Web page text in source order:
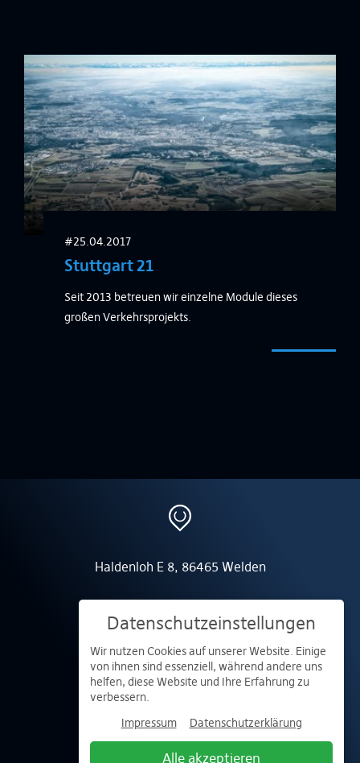
#25.04.2017
Stuttgart 21
Seit 2013 betreuen wir einzelne Module dieses
großen Verkehrsprojekts.
Haldenloh E 8, 86465 Welden
info@schuller-ing.com
0821 50868650
Datenschutzeinstellungen
Wir nutzen Cookies auf unserer Website. Einige
von ihnen sind essenziell, während andere uns
helfen, diese Website und Ihre Erfahrung zu
verbessern.
Impressum
Datenschutzerklärung
Alle akzeptieren